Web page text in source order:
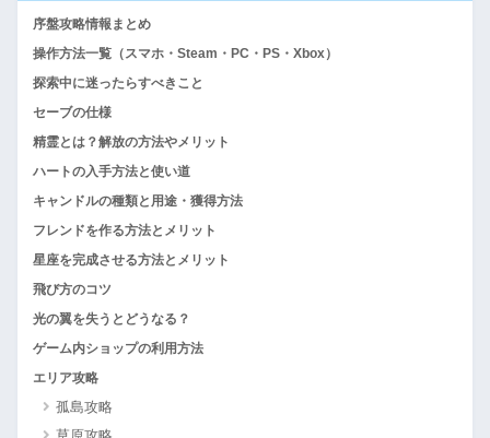
序盤攻略情報まとめ
操作方法一覧（スマホ・Steam・PC・PS・Xbox）
探索中に迷ったらすべきこと
セーブの仕様
精霊とは？解放の方法やメリット
ハートの入手方法と使い道
キャンドルの種類と用途・獲得方法
フレンドを作る方法とメリット
星座を完成させる方法とメリット
飛び方のコツ
光の翼を失うとどうなる？
ゲーム内ショップの利用方法
エリア攻略
孤島攻略